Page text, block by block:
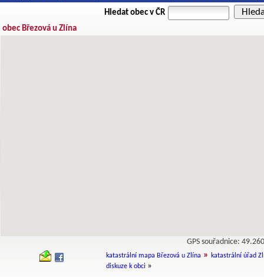
Hledat obec v ČR
obec Březová u Zlína
GPS souřadnice:
katastrální mapa Březová u Zlína » katastrální úřad
diskuze k obci »